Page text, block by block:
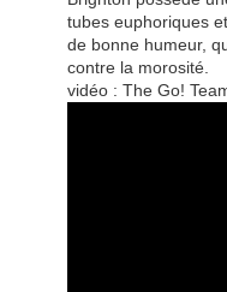
tubes euphoriques
de bonne humeur,
contre la morosité.
vidéo : The Go!